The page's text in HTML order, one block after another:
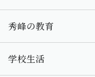
秀峰の教育
学校生活